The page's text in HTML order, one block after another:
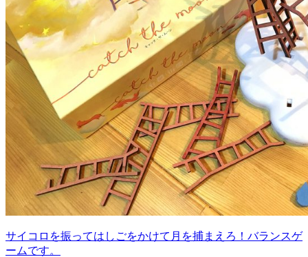
サイコロを振ってはしごをかけて月を捕まえろ！バランスゲ
ームです。